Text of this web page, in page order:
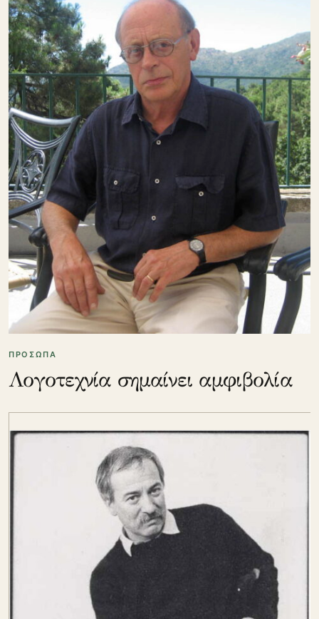
ΠΡΟΣΩΠΑ
Λογοτεχνία σημαίνει αμφιβολία